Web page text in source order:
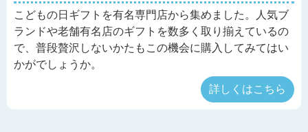
こどもの日ギフトを有名専門店から集めました。人気ブ
ランドや老舗有名店のギフトを数多く取り揃えているの
で、普段贅沢しないかたもこの機会に購入してみてはい
かがでしょうか。
詳しくはこちら